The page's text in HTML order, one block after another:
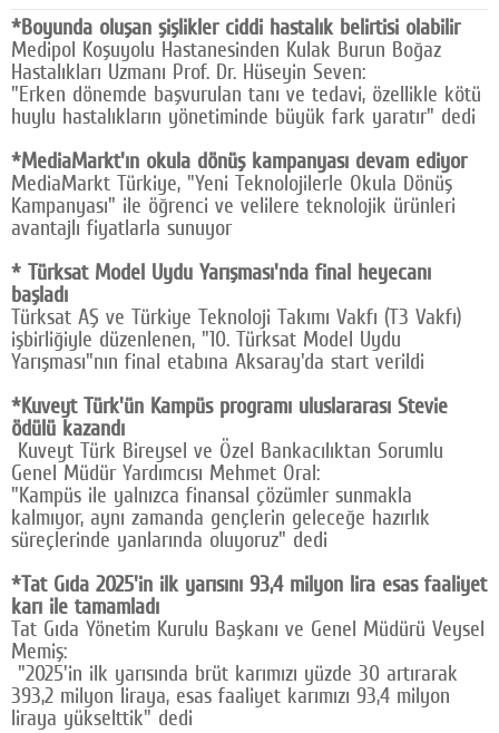
SOSYAL MEDYA
Facebook
Twitter
© 2026 TÜM HAKLARI SAKLIDIR
*Boyunda oluşan şişlikler ciddi hastalık belirtisi olabilir
Medipol Koşuyolu Hastanesinden Kulak Burun Boğaz
Hastalıkları Uzmanı Prof. Dr. Hüseyin Seven:
"Erken dönemde başvurulan tanı ve tedavi, özellikle kötü
huylu hastalıkların yönetiminde büyük fark yaratır" dedi
*MediaMarkt'ın okula dönüş kampanyası devam ediyor
MediaMarkt Türkiye, "Yeni Teknolojilerle Okula Dönüş
Kampanyası" ile öğrenci ve velilere teknolojik ürünleri
avantajlı fiyatlarla sunuyor
* Türksat Model Uydu Yarışması'nda final heyecanı
başladı
Türksat AŞ ve Türkiye Teknoloji Takımı Vakfı (T3 Vakfı)
işbirliğiyle düzenlenen, "10. Türksat Model Uydu
Yarışması"nın final etabına Aksaray'da start verildi
*Kuveyt Türk'ün Kampüs programı uluslararası Stevie
ödülü kazandı
Kuveyt Türk Bireysel ve Özel Bankacılıktan Sorumlu
Genel Müdür Yardımcısı Mehmet Oral:
"Kampüs ile yalnızca finansal çözümler sunmakla
kalmıyor, aynı zamanda gençlerin geleceğe hazırlık
süreçlerinde yanlarında oluyoruz" dedi
*Tat Gıda 2025'in ilk yarısını 93,4 milyon lira esas faaliyet
karı ile tamamladı
Tat Gıda Yönetim Kurulu Başkanı ve Genel Müdürü Veysel
Memiş:
"2025'in ilk yarısında brüt karımızı yüzde 30 artırarak
393,2 milyon liraya, esas faaliyet karımızı 93,4 milyon
liraya yükselttik" dedi